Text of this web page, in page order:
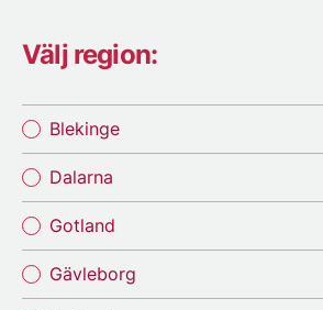
Välj region:
Blekinge
Dalarna
Gotland
Gävleborg